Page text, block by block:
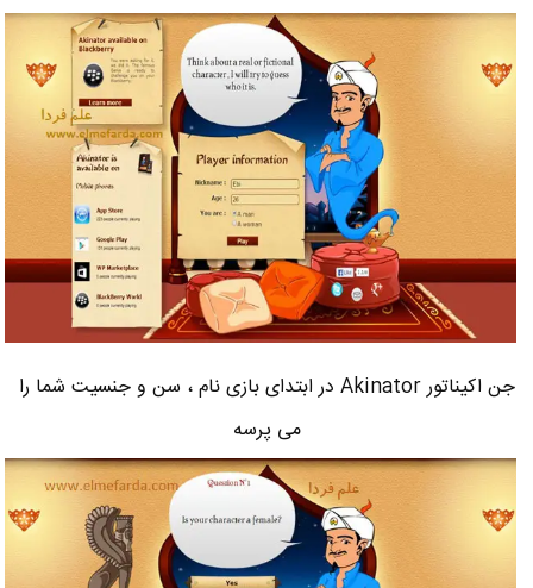
جن اکیناتور Akinator در ابتدای بازی نام ، سن و جنسیت شما را
می پرسه